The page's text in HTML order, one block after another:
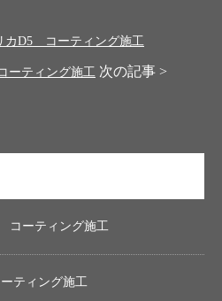
D5 コーティング施工
ティング施工 次の記事 >
ーティング施工
ティング施工